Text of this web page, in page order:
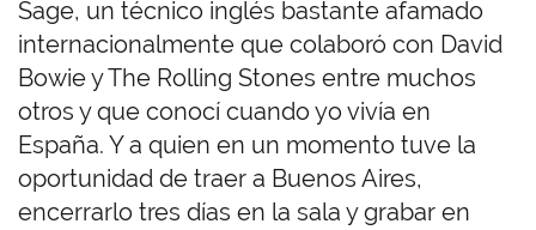
Sage, un técnico inglés bastante afamado
internacionalmente que colaboró con David
Bowie y The Rolling Stones entre muchos
otros y que conocí cuando yo vivía en
España. Y a quien en un momento tuve la
oportunidad de traer a Buenos Aires,
encerrarlo tres días en la sala y grabar en